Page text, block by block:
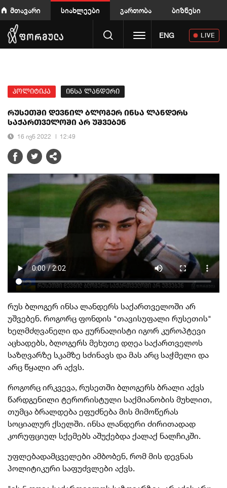
მთავარი სიახლეები გართობა ბიზნესი
Toggle navigation
ENG LIVE
პოლიტიკა ინსა ლანდერი
რუსეთში დევნილ ბლოგერ ინსა ლანდერს
საქართველოში არ უშვებენ
16 ივნ 2022 12:49
რუს ბლოგერ ინსა ლანდერს საქართველოში არ
უშვებენ. როგორც ფონდის "თავისუფალი რუსეთის"
ხელმძღვანელი და ჟურნალისტი იგორ კუროპტევი
აცხადებს, ბლოგერს მეხუთე დღეა საქართველოს
საზღვარზე სკამზე სძინავს და მას არც საჭმელი და
არც წყალი არ აქვს.
როგორც ირკვევა, რუსეთში ბლოგერს ბრალი აქვს
წარდგენილი ტერორისტული საქმიანობის მუხლით,
თუმცა ბრალდება ეფუძნება მის მიმოწერას
სოციალურ ქსელში. ინსა ლანდერი ძირითადად
კორუფციულ სქემებს აშუქებდა ქალაქ ნალჩიკში.
უფლებადამცველები ამბობენ, რომ მის დევნას
პოლიტიკური საფუძვლები აქვს.